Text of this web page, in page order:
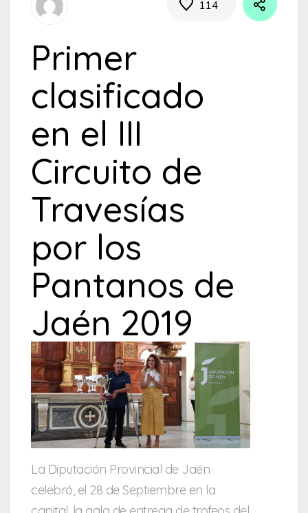
114
Primer
clasificado
en el III
Circuito de
Travesías
por los
Pantanos de
Jaén 2019
La Diputación Provincial de Jaén
celebró, el 28 de Septiembre en la